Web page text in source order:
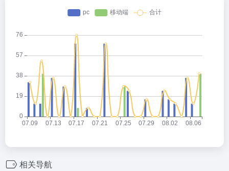
相关导航